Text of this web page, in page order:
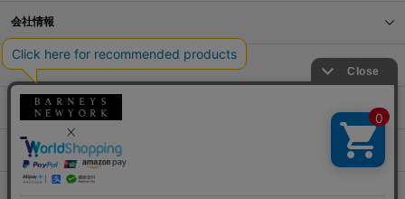
会社情報
オンラインストアショッピングガイド
店舗情報
サービス